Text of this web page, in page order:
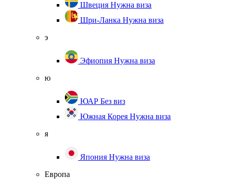
Швеция Нужна виза
Шри-Ланка Нужна виза
э
Эфиопия Нужна виза
ю
ЮАР Без виз
Южная Корея Нужна виза
я
Япония Нужна виза
Европа